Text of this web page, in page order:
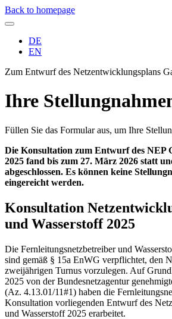
Direkt
zum
Back to homepage
Sprachumschalter
DE
EN
Zum Entwurf des Netzentwicklungsplans
Ihre
Füllen Sie das Formular aus, um Ihre
Die Konsultation zum Entwurf des NEP
2025 fand bis zum 27. März 2026 statt
abgeschlossen. Es können keine
eingereicht werden.
Konsultation
und Wasserstoff 2025
Die Fernleitungsnetzbetreiber und
sind gemäß § 15a EnWG verpflichtet, den
zweijährigen Turnus vorzulegen. Auf
2025 von der Bundesnetzagentur
(Az. 4.13.01/11#1) haben die
Konsultation vorliegenden Entwurf des
und Wasserstoff 2025 erarbeitet.